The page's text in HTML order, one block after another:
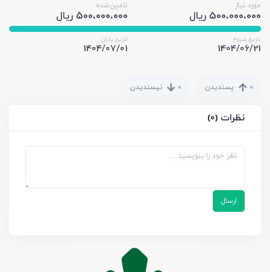
مورد نیاز
500،000،000 ریال
تامین‌شده
500،000،000 ریال
تاریخ شروع
1404/06/21
تاریخ پایان
1404/07/01
0
0 نپسندیدن
نظرات (0)
ارسال